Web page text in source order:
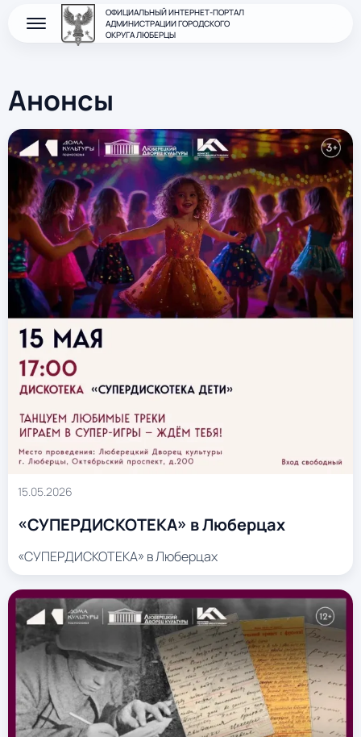
ОФИЦИАЛЬНЫЙ ИНТЕРНЕТ-ПОРТАЛ
АДМИНИСТРАЦИИ ГОРОДСКОГО
ОКРУГА ЛЮБЕРЦЫ
Анонсы
15.05.2026
«СУПЕРДИСКОТЕКА» в Люберцах
«СУПЕРДИСКОТЕКА» в Люберцах